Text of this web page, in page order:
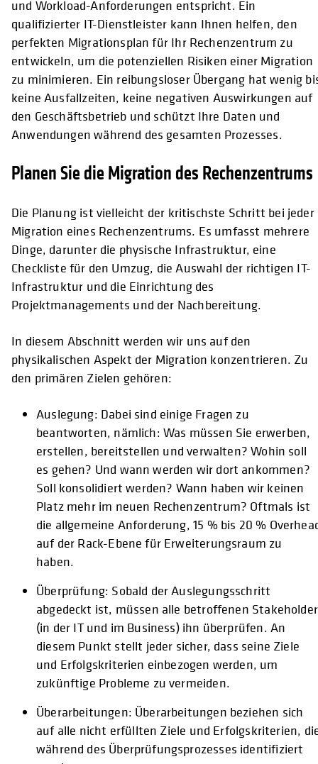
und Workload-Anforderungen entspricht. Ein
qualifizierter IT-Dienstleister kann Ihnen helfen, den
perfekten Migrationsplan für Ihr Rechenzentrum zu
entwickeln, um die potenziellen Risiken einer Migration
zu minimieren. Ein reibungsloser Übergang hat wenig
keine Ausfallzeiten, keine negativen Auswirkungen auf
den Geschäftsbetrieb und schützt Ihre Daten und
Anwendungen während des gesamten Prozesses.
Planen Sie die Migration des Rechenzentrums
Die Planung ist vielleicht der kritischste Schritt bei jeder
Migration eines Rechenzentrums. Es umfasst mehrere
Dinge, darunter die physische Infrastruktur, eine
Checkliste für den Umzug, die Auswahl der richtigen IT-
Infrastruktur und die Einrichtung des
Projektmanagements und der Nachbereitung.
In diesem Abschnitt werden wir uns auf den
physikalischen Aspekt der Migration konzentrieren. Zu
den primären Zielen gehören:
Auslegung: Dabei sind einige Fragen zu
beantworten, nämlich: Was müssen Sie erwerben,
erstellen, bereitstellen und verwalten? Wohin soll
es gehen? Und wann werden wir dort ankommen?
Soll konsolidiert werden? Wann haben wir keinen
Platz mehr im neuen Rechenzentrum? Oftmals ist
die allgemeine Anforderung, 15 % bis 20 %
auf der Rack-Ebene für Erweiterungsraum zu
haben.
Überprüfung: Sobald der Auslegungsschritt
abgedeckt ist, müssen alle betroffenen Stakeholder
(in der IT und im Business) ihn überprüfen. An
diesem Punkt stellt jeder sicher, dass seine Ziele
und Erfolgskriterien einbezogen werden, um
zukünftige Probleme zu vermeiden.
Überarbeitungen: Überarbeitungen beziehen sich
auf alle nicht erfüllten Ziele und Erfolgskriterien,
während des Überprüfungsprozesses identifiziert